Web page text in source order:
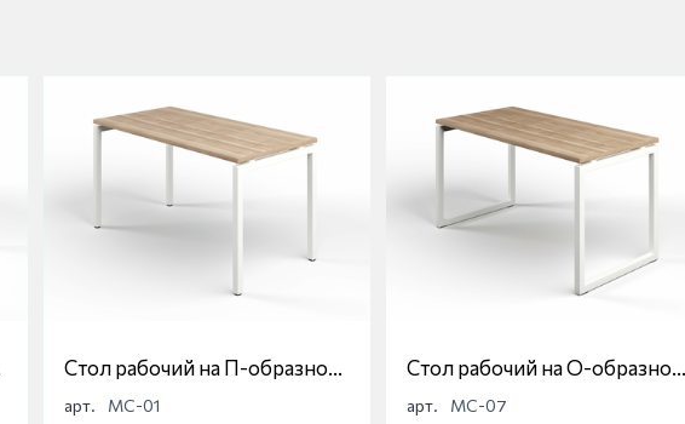
Стол рабочий на П-образной
опоре Магна МС-01
арт.
МС-01
Стол рабочий на О-образной
опоре Магна МС-07
арт.
МС-07